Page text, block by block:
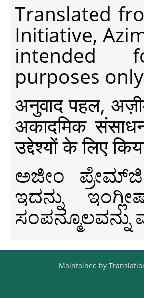
Translated
Initiative,
intended
purposes
अनुवाद पहल,
अकादमिक
उद्देश्यों के लिए
ಅಜೀಂ
ಇದನ್ನು
ಸಂಪನ್ಮೂಲವನ್ನು
Maintained by